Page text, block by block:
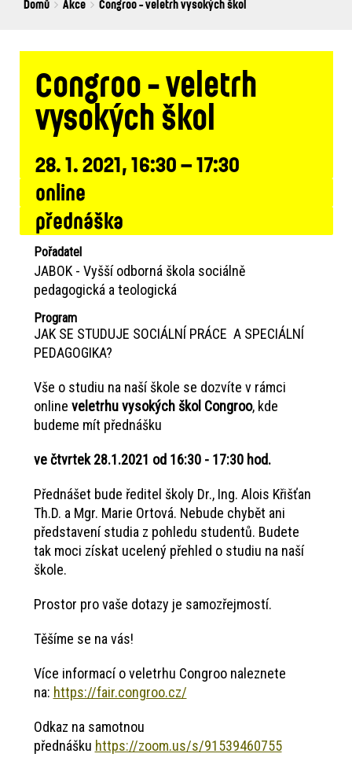
Breadcrumbs
You
Domů Akce Congroo - veletrh vysokých škol
Congroo - veletrh
vysokých škol
28. 1. 2021, 16:30 – 17:30
online
přednáška
Pořadatel
JABOK - Vyšší odborná škola sociálně
pedagogická a teologická
Program
JAK SE STUDUJE SOCIÁLNÍ PRÁCE A SPECIÁLNÍ
PEDAGOGIKA?
Vše o studiu na naší škole se dozvíte v rámci
online veletrhu vysokých škol Congroo, kde
budeme mít přednášku
ve čtvrtek 28.1.2021 od 16:30 - 17:30 hod.
Přednášet bude ředitel školy Dr., Ing. Alois Křišťan
Th.D. a Mgr. Marie Ortová. Nebude chybět ani
představení studia z pohledu studentů. Budete
tak moci získat ucelený přehled o studiu na naší
škole.
Prostor pro vaše dotazy je samozřejmostí.
Těšíme se na vás!
Více informací o veletrhu Congroo naleznete
na: https://fair.congroo.cz/
Odkaz na samotnou
přednášku https://zoom.us/s/91539460755